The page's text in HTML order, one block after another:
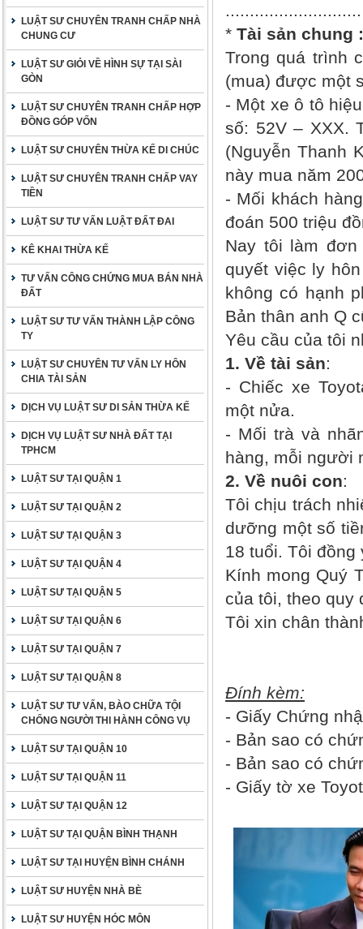
LUẬT SƯ CHUYÊN TRANH CHẤP NHÀ
CHUNG CƯ
LUẬT SƯ GIỎI VỀ HÌNH SỰ TẠI SÀI
GÒN
LUẬT SƯ CHUYÊN TRANH CHẤP HỢP
ĐỒNG GÓP VỐN
LUẬT SƯ CHUYÊN THỪA KẾ DI CHÚC
LUẬT SƯ CHUYÊN TRANH CHẤP VAY
TIỀN
LUẬT SƯ TƯ VẤN LUẬT ĐẤT ĐAI
KÊ KHAI THỪA KẾ
TƯ VẤN CÔNG CHỨNG MUA BÁN NHÀ
ĐẤT
LUẬT SƯ TƯ VẤN THÀNH LẬP CÔNG
TY
LUẬT SƯ CHUYÊN TƯ VẤN LY HÔN
CHIA TÀI SẢN
DỊCH VỤ LUẬT SƯ DI SẢN THỪA KẾ
DỊCH VỤ LUẬT SƯ NHÀ ĐẤT TẠI
TPHCM
LUẬT SƯ TẠI QUẬN 1
LUẬT SƯ TẠI QUẬN 2
LUẬT SƯ TẠI QUẬN 3
LUẬT SƯ TẠI QUẬN 4
LUẬT SƯ TẠI QUẬN 5
LUẬT SƯ TẠI QUẬN 6
LUẬT SƯ TẠI QUẬN 7
LUẬT SƯ TẠI QUẬN 8
LUẬT SƯ TƯ VẤN, BÀO CHỮA TỘI
CHỐNG NGƯỜI THI HÀNH CÔNG VỤ
LUẬT SƯ TẠI QUẬN 10
LUẬT SƯ TẠI QUẬN 11
LUẬT SƯ TẠI QUẬN 12
LUẬT SƯ TẠI QUẬN BÌNH THẠNH
LUẬT SƯ TẠI HUYỆN BÌNH CHÁNH
LUẬT SƯ HUYỆN NHÀ BÈ
LUẬT SƯ HUYỆN HÓC MÔN
............................
* Tài sản chung :
Trong quá trình
(mua) được một
- Một xe ô tô
số: 52V – XXX.
(Nguyễn Thanh
này mua năm
- Mối khách
đoán 500 triệu
Nay tôi làm
quyết việc ly
không có hạnh
Bản thân anh Q
Yêu cầu của tôi
1. Về tài sản:
- Chiếc xe
một nửa.
- Mối trà và
hàng, mỗi người
2. Về nuôi con:
Tôi chịu trách
dưỡng một số
18 tuổi. Tôi
Kính mong Quý
của tôi, theo quy
Tôi xin chân
Đính kèm:
- Giấy Chứng
- Bản sao có
- Bản sao có
- Giấy tờ xe